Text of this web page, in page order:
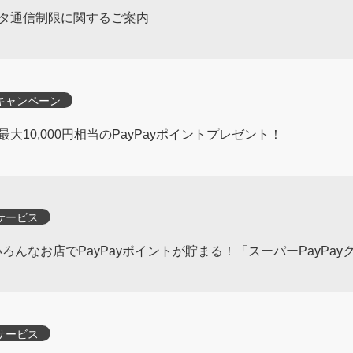
通信制限に関するご案内
ャンペーン
大10,000円相当のPayPayポイントプレゼント！
ービス
んなお店でPayPayポイントが貯まる！「スーパーPayPay
ービス